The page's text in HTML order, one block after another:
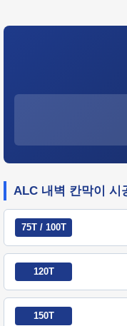
ALC 내벽 칸막이 시
75T / 100T
120T
150T